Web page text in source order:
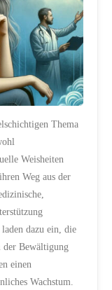
Thema
Weisheiten
Weg aus der
dazu ein, die
der Bewältigung
einen
Wachstum.